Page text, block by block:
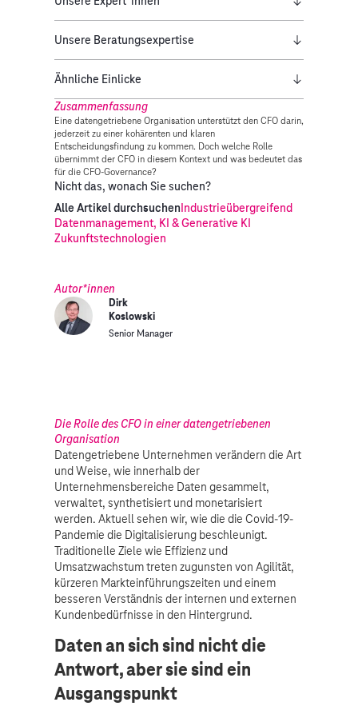
Zusammenfassung
Eine datengetriebene Organisation unterstützt den CFO darin,
jederzeit zu einer kohärenten und klaren
Entscheidungsfindung zu kommen. Doch welche Rolle
übernimmt der CFO in diesem Kontext und was bedeutet das
für die CFO-Governance?
Nicht das, wonach Sie suchen?
Alle Artikel durchsuchenIndustrieübergreifend
Datenmanagement, KI & Generative KI
Zukunftstechnologien
Autor*innen
Dirk
Koslowski
Senior Manager
Unsere Beratungsexpertise
Ähnliche Einlicke
Die Rolle des CFO in einer datengetriebenen
Organisation
Datengetriebene Unternehmen verändern die Art
und Weise, wie innerhalb der
Unternehmensbereiche Daten gesammelt,
verwaltet, synthetisiert und monetarisiert
werden. Aktuell sehen wir, wie die die Covid-19-
Pandemie die Digitalisierung beschleunigt.
Traditionelle Ziele wie Effizienz und
Umsatzwachstum treten zugunsten von Agilität,
kürzeren Markteinführungszeiten und einem
besseren Verständnis der internen und externen
Kundenbedürfnisse in den Hintergrund.
Daten an sich sind nicht die
Antwort, aber sie sind ein
Ausgangspunkt